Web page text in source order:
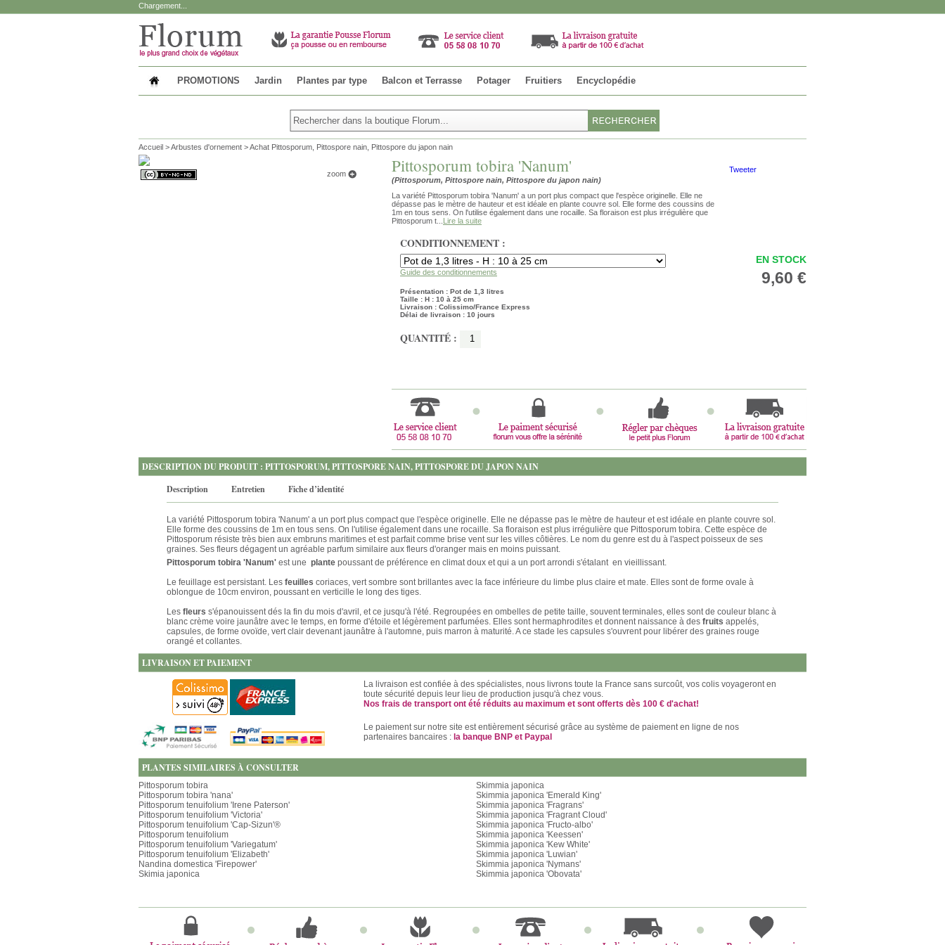
Chargement...
PROMOTIONS Jardin Plantes par type Balcon et Terrasse Potager Fruitiers Encyclopédie
Accueil >Arbustes d'ornement >Achat Pittosporum, Pittospore nain, Pittospore du japon nain
zoom Pittosporum tobira 'Nanum'
(Pittosporum, Pittospore nain, Pittospore du japon nain)
La variété Pittosporum tobira 'Nanum' a un port plus compact que l'espèce originelle. Elle ne
dépasse pas le mètre de hauteur et est idéale en plante couvre sol. Elle forme des coussins de
1m en tous sens. On l'utilise également dans une rocaille. Sa floraison est plus irrégulière que
Pittosporum t... Lire la suite
Tweeter
CONDITIONNEMENT :
Guide des conditionnements
EN STOCK
9,60 €
Présentation : Pot de 1,3 litres
Taille : H : 10 à 25 cm
Livraison : Colissimo/France Express
Délai de livraison : 10 jours
QUANTITÉ :
DESCRIPTION DU PRODUIT : PITTOSPORUM, PITTOSPORE NAIN, PITTOSPORE DU JAPON NAIN
Description
Entretien Fiche d’identité
La variété Pittosporum tobira 'Nanum' a un port plus compact que l'espèce originelle. Elle ne dépasse pas le mètre de hauteur et est idéale en plante couvre sol.
Elle forme des coussins de 1m en tous sens. On l'utilise également dans une rocaille. Sa floraison est plus irrégulière que Pittosporum tobira. Cette espèce de
Pittosporum résiste très bien aux embruns maritimes et est parfait comme brise vent sur les villes côtières. Le nom du genre est du à l'aspect poisseux de ses
graines. Ses fleurs dégagent un agréable parfum similaire aux fleurs d'oranger mais en moins puissant.
Pittosporum tobira 'Nanum' est une plante poussant de préférence en climat doux et qui a un port arrondi s'étalant en vieillissant.
Le feuillage est persistant. Les feuilles coriaces, vert sombre sont brillantes avec la face inférieure du limbe plus claire et mate. Elles sont de forme ovale à
oblongue de 10cm environ, poussant en verticille le long des tiges.
Les fleurs s'épanouissent dés la fin du mois d'avril, et ce jusqu'à l'été. Regroupées en ombelles de petite taille, souvent terminales, elles sont de couleur blanc à
blanc crème voire jaunâtre avec le temps, en forme d'étoile et légèrement parfumées. Elles sont hermaphrodites et donnent naissance à des fruits appelés,
capsules, de forme ovoïde, vert clair devenant jaunâtre à l'automne, puis marron à maturité. A ce stade les capsules s'ouvrent pour libérer des graines rouge
orangé et collantes.
LIVRAISON ET PAIEMENT
La livraison est confiée à des spécialistes, nous livrons toute la France sans surcoût, vos colis voyageront en
toute sécurité depuis leur lieu de production jusqu'à chez vous.
Nos frais de transport ont été réduits au maximum et sont offerts dès 100 € d'achat!
Le paiement sur notre site est entièrement sécurisé grâce au système de paiement en ligne de nos
partenaires bancaires : la banque BNP et Paypal
PLANTES SIMILAIRES À CONSULTER
Pittosporum tobira
Pittosporum tobira 'nana'
Pittosporum tenuifolium 'Irene Paterson'
Pittosporum tenuifolium 'Victoria'
Pittosporum tenuifolium 'Cap-Sizun'®
Pittosporum tenuifolium
Pittosporum tenuifolium 'Variegatum'
Pittosporum tenuifolium 'Elizabeth'
Nandina domestica 'Firepower'
Skimia japonica
Skimmia japonica
Skimmia japonica 'Emerald King'
Skimmia japonica 'Fragrans'
Skimmia japonica 'Fragrant Cloud'
Skimmia japonica 'Fructo-albo'
Skimmia japonica 'Keessen'
Skimmia japonica 'Kew White'
Skimmia japonica 'Luwian'
Skimmia japonica 'Nymans'
Skimmia japonica 'Obovata'